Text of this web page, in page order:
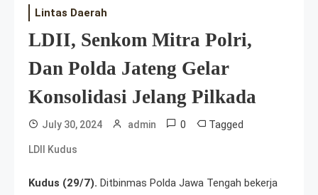
Lintas Daerah
LDII, Senkom Mitra Polri,
Dan Polda Jateng Gelar
Konsolidasi Jelang Pilkada
July 30, 2024 admin 0 Tagged
LDII Kudus
Kudus (29/7). Ditbinmas Polda Jawa Tengah bekerja